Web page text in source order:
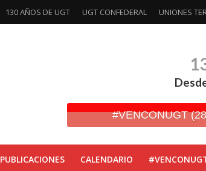
130 AÑOS DE UGT UGT CONFEDERAL UNIONES
#VENCONUGT
PUBLICACIONES CALENDARIO